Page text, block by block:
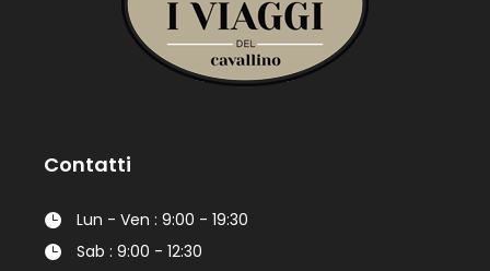
Contatti
Lun - Ven : 9:00 - 19:30
Sab : 9:00 - 12:30